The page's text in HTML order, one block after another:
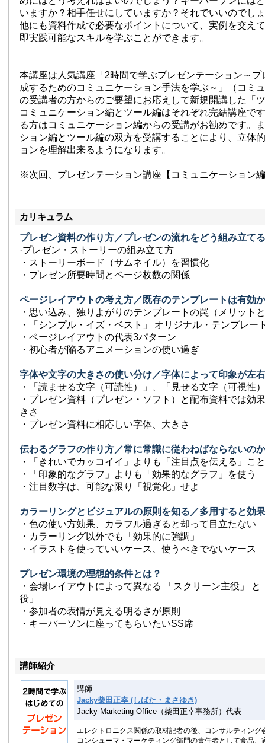
いますか？相手任せにしていますか？それでいいのでし
他にも資料作成で必要なポイントについて、実例を交え
即実践可能なスキルを学ぶことができます。
本講座は人気講座「2時間で学ぶプレゼンテーション～プ
成するためのコミュニケーション手法を学ぶ～」（コミ
の受講者の方からのご要望にお応えして新規開講した「
コミュニケーション編とツール編はそれぞれ完結講座で
る方はコミュニケーション編からの受講がお勧めです。
ション編とツール編の双方を受講することにより、立体
ョンを理解出来るようになります。
※次回、プレゼンテーション講座【コミュニケーション
カリキュラム
プレゼン資料の作り方／プレゼンの流れをどう組み立て
·プレゼン・ストーリーの組み立て方
・ストーリーボード（サムネイル）を習慣化
・プレゼン所要時間とページ枚数の関係
ページレイアウトの考え方／既存のテンプレートは有効
・思い込み、独りよがりのテンプレートの罠（メリット
・「シンプル・イズ・ベスト」 オリジナル・テンプレー
・ページレイアウトの代表3パターン
・初心者が陥るアニメーションの使い過ぎ
字体や文字の大きさの使い分け／字体によって印象が左
・「読ませる文字（可読性）」、「見せる文字（可視性
・プレゼン資料（プレゼン・ソフト）と配布資料では効
きさ
・プレゼン資料に相応しい字体、大きさ
伝わるグラフの作り方／常に常識に従わねばならないの
・「きれいでカッコイイ」よりも「注目点を伝える」こと
・「印象的なグラフ」よりも「効果的なグラフ」を使う
・注目数字は、可能な限り「視覚化」せよ
カラーリングとビジュアルの原則を知る／多用すると効
・色の使い方効果、カラフル過ぎると却って目立たない
・カラーリング以外でも「効果的に強調」
・イラストを使っていいケース、使うべきでないケース
プレゼン環境の理想的条件とは？
・会場レイアウトによって異なる 「スクリーン主役」 と
役」
・参加者の表情が見える明るさが原則
・キーパーソンに座ってもらいたいSS席
講師紹介
講師
Jacky柴田正幸 (しばた・まさゆき)
Jacky Marketing Office（柴田正幸事務所）代表
エレクトロニクス関係の取材記者の後、コンサルティング
コンシューマ・マーケティング部門の責任者として食品、